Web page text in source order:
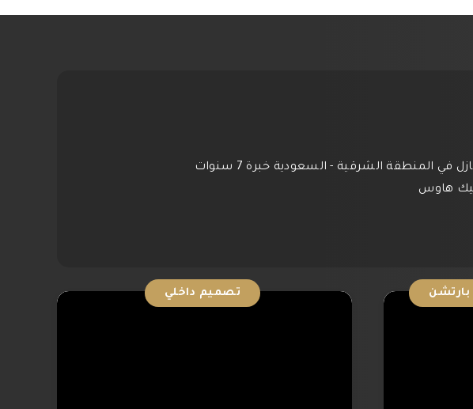
مصممة ديكور متخصصة في أعمال التصميم الداخلي للفلل والشقق والمنازل في المنطقة الشرقية - السعودية خبرة 7 سنوات
هاوس
تصميم داخلي